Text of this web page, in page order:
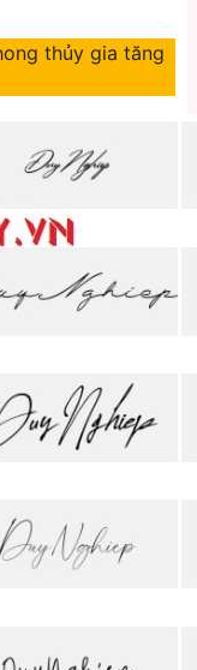
thủy gia tăng